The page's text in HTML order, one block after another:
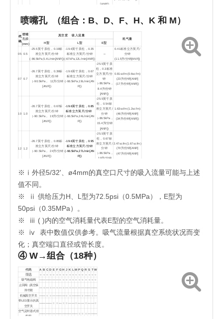
[ANR])
12 1.2
-27.6英寸汞柱，1.33
标准立方英尺/分钟
（-93kPa， 38升/分
-19.8英寸汞柱，1.75标准
立方英尺/分钟
（-67kPa， 50升/分钟
准立方英
尺/分钟
1.63scfm(1.2scfm)
(46升/分钟[ANR]
无
码
单独底座底座
喷嘴孔 （组合：B、D、F、H、K 和 M）
代
码
喷嘴
孔径
(mm)
真空度 吸入流量
耗气量
H型
L型 E型
05 0.5
-25.5英寸汞柱，0.19标
准立方英尺/分钟
(-86.5kPa,5.4L/min[ANR])
-19.6英寸汞柱，0.35
标准立方英尺/分钟
(-67kPa,12L/min[ANR])
–
0.41标准立方英尺/
分钟
(11.5升/分钟[ANR])
07 0.7
-26.7英寸汞柱，0.39标
准立方英尺/分钟
（-90.5kPa， 11升/分钟
[ANR])
-19.6英寸汞柱，0.67
标准立方英尺/分钟
(-66.5kPa,19L/min[AN
R])
-25.5英寸汞
柱，0.3标准
立方英尺/分
钟
（-86.5kPa，
8.4升/分钟
[ANR])
0.81scfm(0.6scfm)
(23升/分钟[ANR]
(17升/分钟[ANR])
10 1.0
-26.7英寸汞柱，0.67标
准立方英尺/分钟
（-90.5kPa， 19升/分钟
[ANR])
-19.6英寸汞柱，0.85
标准立方英尺/分钟
(-66.5kPa,24L/min[AN
R])
-25.5英寸汞
柱，0.54标
准立方英尺/
分钟
（-86.5kPa，
15.4升/分钟
[ANR])
1.63scfm(1.2scfm)
(46升/分钟[ANR]
(34升/分钟[ANR])
12 1.2
-26.7英寸汞柱，0.85标
准立方英尺/分钟
（-90.5kPa， 24升/分钟
[ANR])
-19.6英寸汞柱，0.95
标准立方英尺/分钟
(-66.5kPa,27L/min[AN
R])
-25.5英寸汞
柱，0.67标
准立方英尺/
分钟
（-86.5kPa，
19升/分钟
2.47scfm(1.67scfm)
(70升/分钟[ANR]
(47升/分钟[ANR]
代 单独底座底座
※ⅰ外径5/32'、ø4mm的真空口尺寸的吸入流量可能与上述
值不同。
※
ⅱ 供给压力H、L型为72.5psi（0.5MPa），E型为
50psi（0.35MPa）。
※
ⅲ ( )内的空气消耗量代表E型的空气消耗量。
※ ⅳ 表中数值仅供参考。吸气流量根据真空系统状况而变
化；真空端口直径或管长度。
④ W→组合（18种）
代码 A B C D E F G H J K L M P Q R S T W
筛选
○ ○ ○ ○ ○ ○ ○ ○ ○ ○ ○ ○ ○ ○ ○ ○ ○ ○
吸气电磁阀
―――――― ○ ○ ○ ○ ○ ○ ○ ○ ○ ○ ○ ○
止回阀（真空保
持功能
― ○ ― ○ ― ○ ― ○ ― ○ ― ○ ――――――
机械真空开关 ―― ○ ○ ―――― ○ ○ ――― ○ ―― ○ ―
带LED显示的真
空开关
―――― ○ ○ ― ○ ○ ―― ○ ―― ○ ―― ○
空气定时器式排
气阀
―――――――――――― ○ ○ ○ ―――